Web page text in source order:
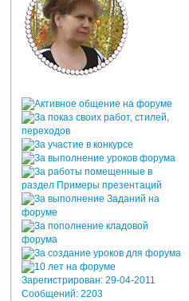
Зарегистрирован: 29-04-2011
Сообщений:2203